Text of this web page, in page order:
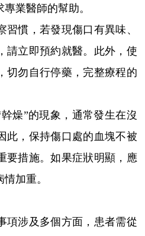
業醫師的幫助。
慣，若發現傷口有異味、
請立即預約就醫。此外，使
切勿自行停藥，完整療程的
”的現象，通常發生在沒
此，保持傷口處的血塊不被
要措施。如果症狀明顯，應
加重。
涉及多個方面，患者需從